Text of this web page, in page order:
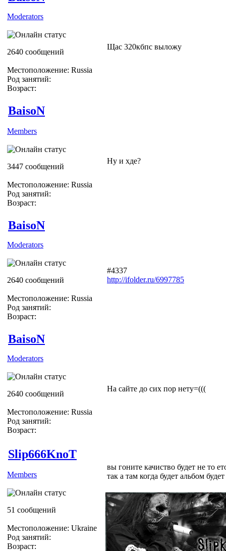
Moderators
2640 сообщений
Местоположение: Russia
Род занятий:
Возраст:
Щас 320кбпс выложу
BaisoN
Members
3447 сообщений
Местоположение: Russia
Род занятий:
Возраст:
Ну и хде?
BaisoN
Moderators
2640 сообщений
Местоположение: Russia
Род занятий:
Возраст:
#4337
http://ifolder.ru/6997785
BaisoN
Moderators
2640 сообщений
Местоположение: Russia
Род занятий:
Возраст:
На сайте до сих пор нету=(((
Slip666KnoT
Members
51 сообщений
Местоположение: Ukraine
Род занятий:
Возраст:
вы гоните качиство будет не то
так а там когда будет альбом